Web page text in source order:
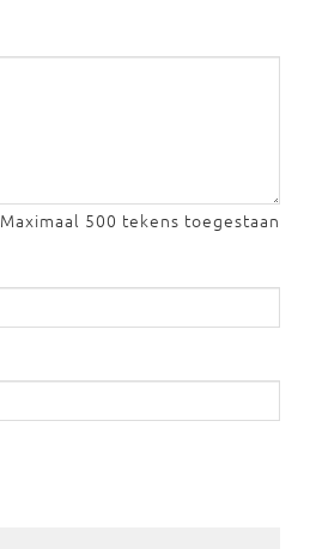
Maximaal 500 tekens toegestaan